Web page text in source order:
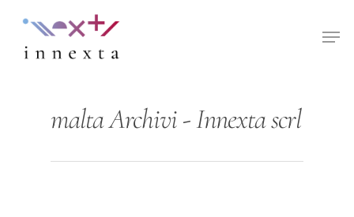
malta Archivi - Innexta scrl